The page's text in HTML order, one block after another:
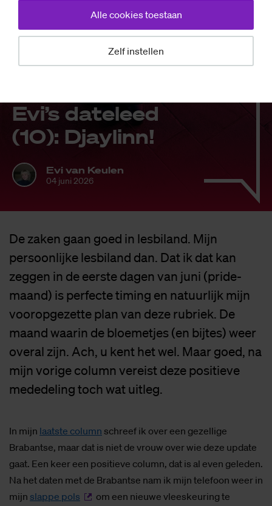
Zelf instellen
Alle cookies toestaan
Evi’s da­te­leed
(10): Djay­linn!
Evi van Keulen
04 juni 2026
De zaken gaan goed in lesbiland. Mijn
persoonlijke lesbiland dan. Dat ik dat kan
zeggen in de eerste dagen van juni (pride-
maand) is perfecte timing en natuurlijk mijn
vooropgezette plan van deze rubriek. De
maand waarin de bloemetjes (en bijtes) weer
overal zijn. Ach, u kent het wel. Maar goed, na
mijn vorige column vereist deze positieve
mededeling toch wat uitleg.
In mijn laatste column schreef ik over een gezellige
Brabantse, maar dat is niet de vrouw over wie deze update
gaat. Een keer een positieve column, dat is al even geleden.
Na het daten met de Brabantse nam ik mijn telefoon weer in
mijn slappe pols
om een nieuwe vleeskeuring te